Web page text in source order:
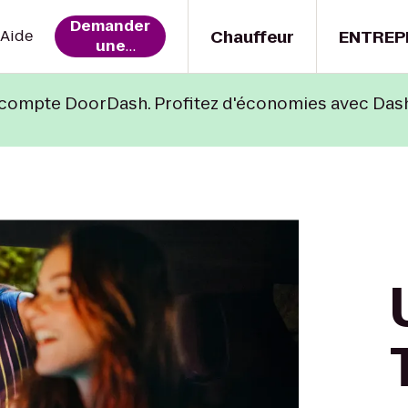
Chauffeur
Aide
Demander
une
DoorDash. Profitez d'économies avec